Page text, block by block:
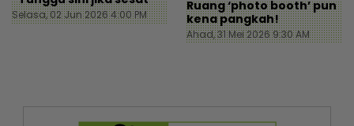
Selasa, 02 Jun 2026 4:00 PM
Ruang ‘photo booth’ pun
kena pangkah!
Ahad, 31 Mei 2026 9:30 AM